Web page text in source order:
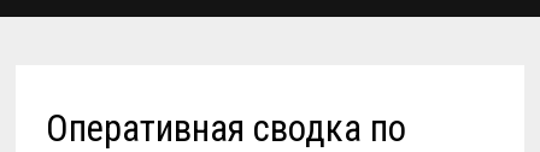
Оперативная сводка по